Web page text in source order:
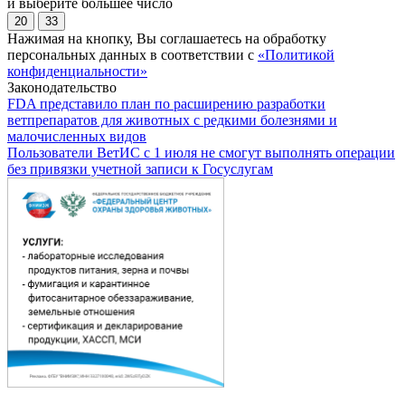
20 33
Нажимая на кнопку, Вы соглашаетесь на обработку
персональных данных в соответствии с «Политикой
конфиденциальности»
Законодательство
FDA представило план по расширению разработки
ветпрепаратов для животных с редкими болезнями и
малочисленных видов
Пользователи ВетИС с 1 июля не смогут выполнять операции
без привязки учетной записи к Госуслугам